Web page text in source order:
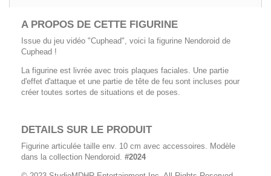
A PROPOS DE CETTE FIGURINE
Issue du jeu vidéo "Cuphead", voici la figurine Nendoroid de
Cuphead !
La figurine est livrée avec trois plaques faciales. Une partie
d'effet d'attaque et une partie de tête de feu sont incluses pour
créer toutes sortes de situations et de poses.
DETAILS SUR LE PRODUIT
Figurine articulée taille env. 10 cm avec accessoires. Modèle
dans la collection Nendoroid. #2024